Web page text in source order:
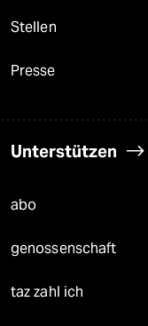
Stellen
Presse
Unterstützen
abo
genossenschaft
taz zahl ich